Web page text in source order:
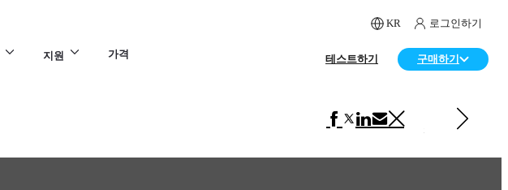
KR 로그인하기
지원 가격 테스트하기 구매하기
A small apartment